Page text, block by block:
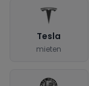
Tesla
mieten